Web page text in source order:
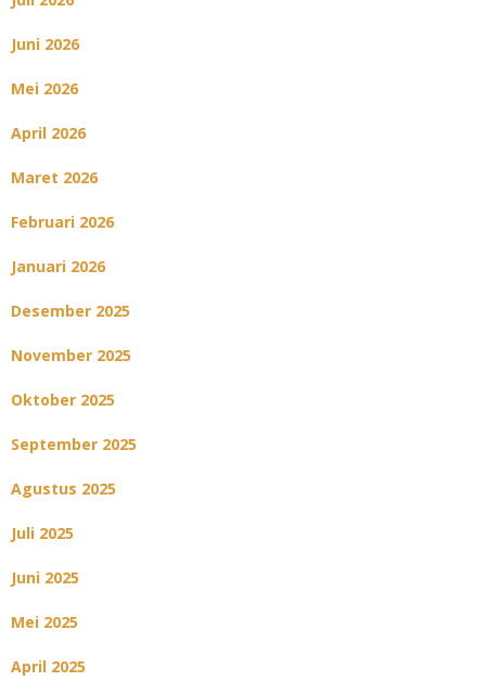
Juni 2026
Mei 2026
April 2026
Maret 2026
Februari 2026
Januari 2026
Desember 2025
November 2025
Oktober 2025
September 2025
Agustus 2025
Juli 2025
Juni 2025
Mei 2025
April 2025